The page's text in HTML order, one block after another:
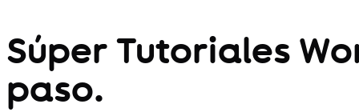
Súper Tutoriales
paso.